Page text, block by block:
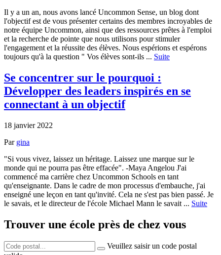
Il y a un an, nous avons lancé Uncommon Sense, un blog dont
l'objectif est de vous présenter certains des membres incroyables de
notre équipe Uncommon, ainsi que des ressources prêtes à l'emploi
et la recherche de pointe que nous utilisons pour stimuler
l'engagement et la réussite des élèves. Nous espérions et espérons
toujours qu'à la question " Vos élèves sont-ils ... Suite
Se concentrer sur le pourquoi :
Développer des leaders inspirés en se
connectant à un objectif
18 janvier 2022
Par gina
"Si vous vivez, laissez un héritage. Laissez une marque sur le
monde qui ne pourra pas être effacée". -Maya Angelou J'ai
commencé ma carrière chez Uncommon Schools en tant
qu'enseignante. Dans le cadre de mon processus d'embauche, j'ai
enseigné une leçon en tant qu'invité. Cela ne s'est pas bien passé. Je
le savais, et le directeur de l'école Michael Mann le savait ... Suite
Trouver une école près de chez vous
Veuillez saisir un code postal